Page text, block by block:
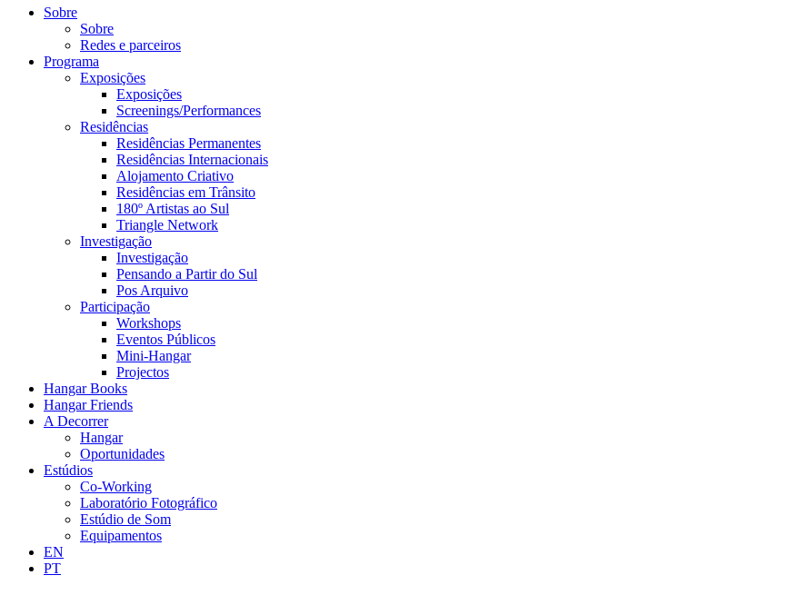
Sobre
Sobre
Redes e parceiros
Programa
Exposições
Exposições
Screenings/Performances
Residências
Residências Permanentes
Residências Internacionais
Alojamento Criativo
Residências em Trânsito
180º Artistas ao Sul
Triangle Network
Investigação
Investigação
Pensando a Partir do Sul
Pos Arquivo
Participação
Workshops
Eventos Públicos
Mini-Hangar
Projectos
Hangar Books
Hangar Friends
A Decorrer
Hangar
Oportunidades
Estúdios
Co-Working
Laboratório Fotográfico
Estúdio de Som
Equipamentos
EN
PT